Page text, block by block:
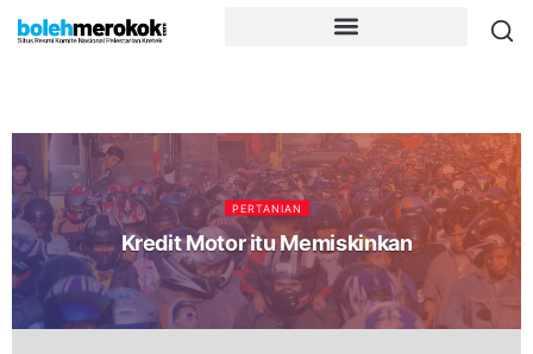
PERTANIAN
Kredit Motor itu Memiskinkan